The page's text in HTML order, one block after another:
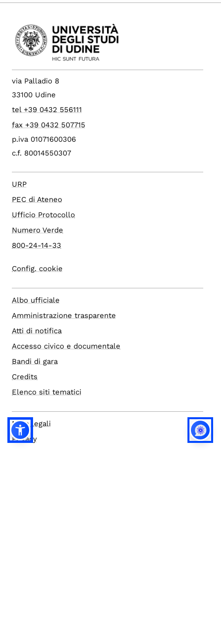
via Palladio 8
33100 Udine
tel +39 0432 556111
fax +39 0432 507715
p.iva 01071600306
c.f. 80014550307
URP
PEC di Ateneo
Ufficio Protocollo
Numero Verde
800-24-14-33
Config. cookie
Albo ufficiale
Amministrazione trasparente
Atti di notifica
Accesso civico e documentale
Bandi di gara
Credits
Elenco siti tematici
Note legali
Privacy